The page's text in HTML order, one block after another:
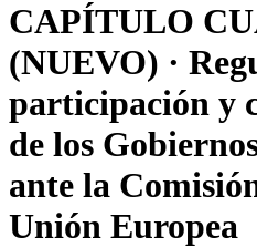
CAPÍTULO
(NUEVO) ·
participación y
de los
ante la
Unión Europea